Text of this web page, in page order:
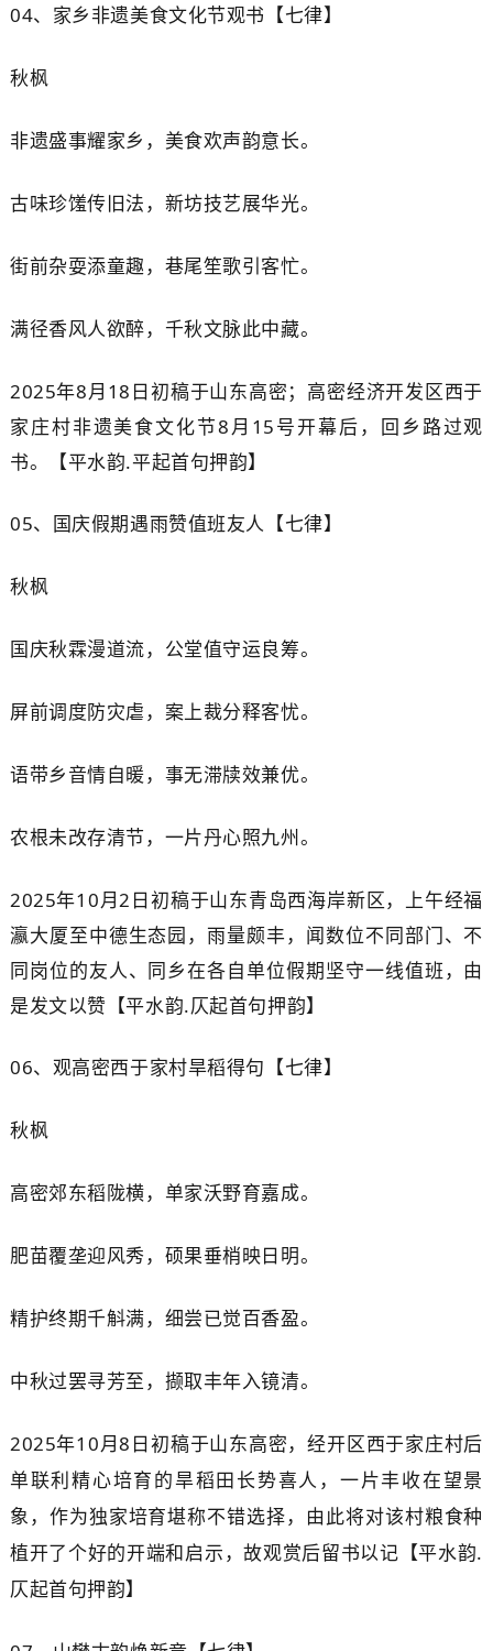
04、 家乡非遗美食文化节观书【七律】
秋枫
非遗盛事耀家乡，美食欢声韵意长。
古味珍馐传旧法，新坊技艺展华光。
街前杂耍添童趣，巷尾笙歌引客忙。
满径香风人欲醉，千秋文脉此中藏。
2025年8月18日初稿于山东高密；高密经济开发区西于
家庄村非遗美食文化节8月15号开幕后，回乡路过观
书。【平水韵.平起首句押韵】
05、 国庆假期遇雨赞值班友人【七律】
秋枫
国庆秋霖漫道流，公堂值守运良筹。
屏前调度防灾虐，案上裁分释客忧。
语带乡音情自暖，事无滞牍效兼优。
农根未改存清节，一片丹心照九州。
2025年10月2日初稿于山东青岛西海岸新区，上午经福
瀛大厦至中德生态园，雨量颇丰，闻数位不同部门、不
同岗位的友人、同乡在各自单位假期坚守一线值班，由
是发文以赞【平水韵.仄起首句押韵】
06、 观高密西于家村旱稻得句【七律】
秋枫
高密郊东稻陇横，单家沃野育嘉成。
肥苗覆垄迎风秀，硕果垂梢映日明。
精护终期千斛满，细尝已觉百香盈。
中秋过罢寻芳至，撷取丰年入镜清。
2025年10月8日初稿于山东高密，经开区西于家庄村后
单联利精心培育的旱稻田长势喜人，一片丰收在望景
象，作为独家培育堪称不错选择，由此将对该村粮食种
植开了个好的开端和启示，故观赏后留书以记 【平水韵.
仄起首句押韵】